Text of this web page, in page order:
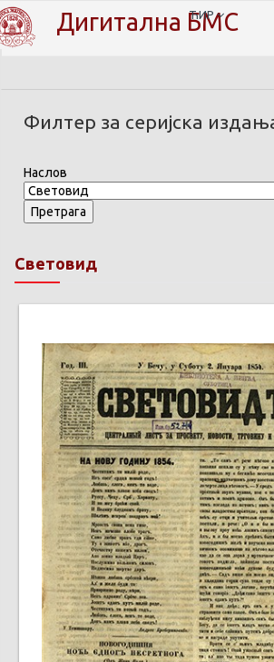
Дигитална БМС
ЋИР
Филтер за серијска
Наслов
Световид